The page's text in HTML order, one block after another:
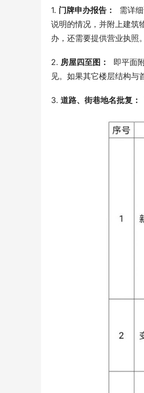
1. 门牌申办报告：
需详
说明的情况，并附上建筑
办，还需要提供营业执照。
2. 房屋四至图：
即平面
见。如果其它楼层结构与
3. 道路、街巷地名批复：